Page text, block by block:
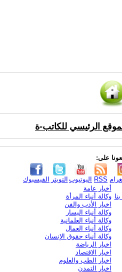
الرئيسي للكاتب-ة
على:
الفيسبوك التويتر اليوتيوب RSS
أخبار عامة
وكالة أنباء المرأة
اخبار الأدب والفن
وكالة أنباء اليسار
وكالة أنباء العلمانية
وكالة أنباء العمال
وكالة أنباء حقوق الإنسان
اخبار الرياضة
اخبار الاقتصاد
اخبار الطب والعلوم
اخبار التمدن